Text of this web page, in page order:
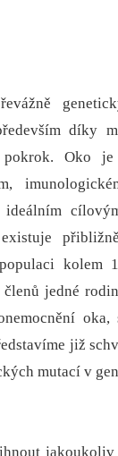
díky
Oko je
kolem
jedné
oka,
již
mutací v